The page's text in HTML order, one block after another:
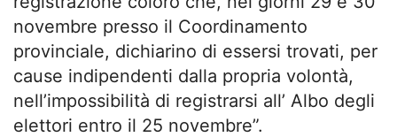
novembre presso il Coordinamento
provinciale, dichiarino di essersi trovati, per
cause indipendenti dalla propria volontà,
nell’impossibilità di registrarsi all’ Albo degli
elettori entro il 25 novembre”.